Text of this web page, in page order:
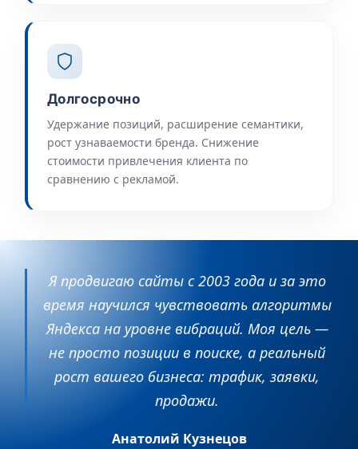
Долгосрочно
Удержание позиций, расширение семантики,
рост узнаваемости бренда. Снижение
стоимости привлечения клиента по
сравнению с рекламой.
Я продвигаю сайты с 2003 года и за это
время научился чувствовать алгоритмы
Яндекса на уровне вибраций. Моя цель —
не просто позиции в поиске, а реальный
рост вашего бизнеса: трафик, заявки,
продажи.
Анатолий Кузнецов